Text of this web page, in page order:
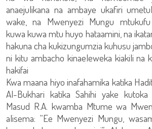
anaejulikana na ambaye ukafiri
wake, na Mwenyezi Mungu mtukufu
kuwa kuwa mtu huyo hataamini, na
hakuna cha kukizungumzia kuhusu
ni kitu ambacho kinaeleweka kiakili na
hakifai
Kwa maana hiyo inafahamika katika
Al-Bukhari katika Sahihi yake
Masud R.A. kwamba Mtume wa
alisema: “Ee Mwenyezi Mungu,